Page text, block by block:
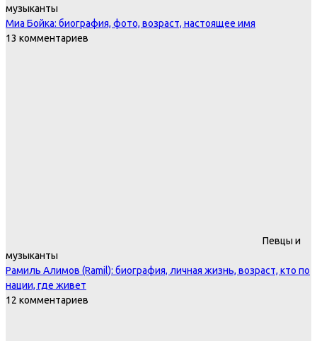
музыканты
Миа Бойка: биография, фото, возраст, настоящее имя
13 комментариев
Певцы и
музыканты
Рамиль Алимов (Ramil): биография, личная жизнь, возраст, кто по
нации, где живет
12 комментариев